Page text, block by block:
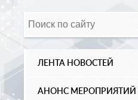
ЛЕНТА НОВОСТЕЙ
АНОНС МЕРОПРИЯТИЙ